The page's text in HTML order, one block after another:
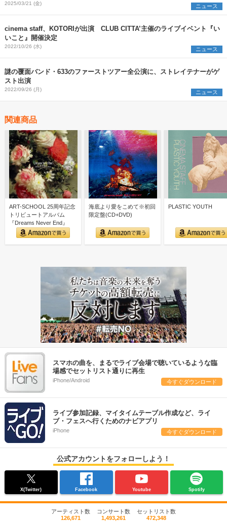
2025/03/21 (金) ニュース
cinema staff、KOTORIが出演 CLUB CITTA’主催のライブイベント『い
いこと』開催決定
2022/10/26 (水) ニュース
謎の覆面バンド・633のファーストツアー全公演に、ストレイテナーがゲ
スト出演
2022/09/26 (月) ニュース
関連商品
ART-SCHOOL 25周年記念
トリビュートアルバム
『Dreams Never End』
海底より愛をこめて※初回
限定盤(CD+DVD)
PLASTIC YOUTH
スマホの曲を、まるでライブ会場で聴いているような臨
場感でセットリスト通りに再生
iPhone/Android 今すぐダウンロード
ライブ参加記録、マイタイムテーブル作成など、ライ
ブ・フェスへ行くためのナビアプリ
iPhone 今すぐダウンロード
公式アカウントをフォローしよう！
X(Twitter) Facebook Youtube Spotify
アーティスト数
126,671
コンサート数
1,493,261
セットリスト数
472,348